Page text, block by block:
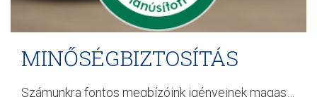
MINŐSÉGBIZTOSÍTÁS